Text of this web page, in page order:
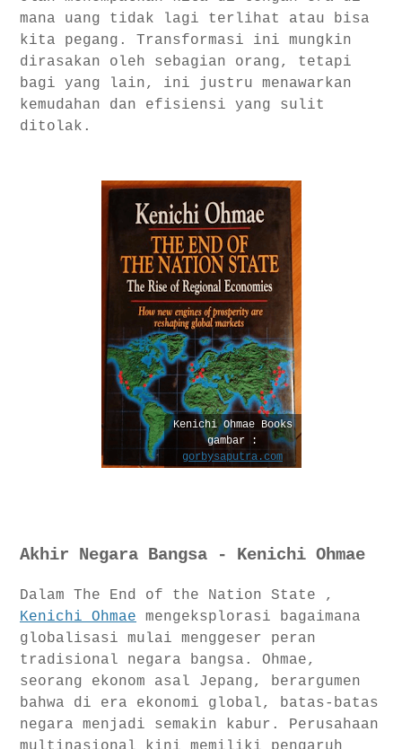
mana uang tidak lagi terlihat atau bisa
kita pegang. Transformasi ini mungkin
dirasakan oleh sebagian orang, tetapi
bagi yang lain, ini justru menawarkan
kemudahan dan efisiensi yang sulit
ditolak.
Kenichi Ohmae Books
gambar :
gorbysaputra.com
Akhir Negara Bangsa - Kenichi Ohmae
Dalam The End of the Nation State ,
Kenichi Ohmae mengeksplorasi bagaimana
globalisasi mulai menggeser peran
tradisional negara bangsa. Ohmae,
seorang ekonom asal Jepang, berargumen
bahwa di era ekonomi global, batas-batas
negara menjadi semakin kabur. Perusahaan